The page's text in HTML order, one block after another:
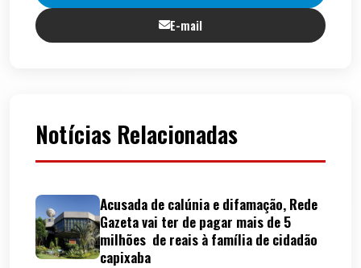
E-mail
Notícias Relacionadas
Acusada de calúnia e difamação, Rede
Gazeta vai ter de pagar mais de 5
milhões de reais à família de cidadão
capixaba